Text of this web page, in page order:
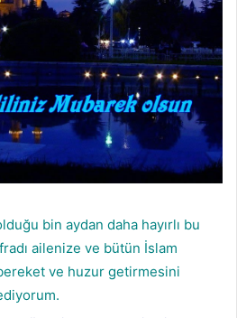
bin aydan daha hayırlı bu
ailenize ve bütün İslam
ve huzur getirmesini